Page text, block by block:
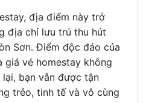
địa điểm này trở
địa chỉ lưu trú thu hút
Sơn. Điểm độc đáo của
giá vé homestay không
bạn vẫn được tận
trẻo, tinh tế và vô cùng